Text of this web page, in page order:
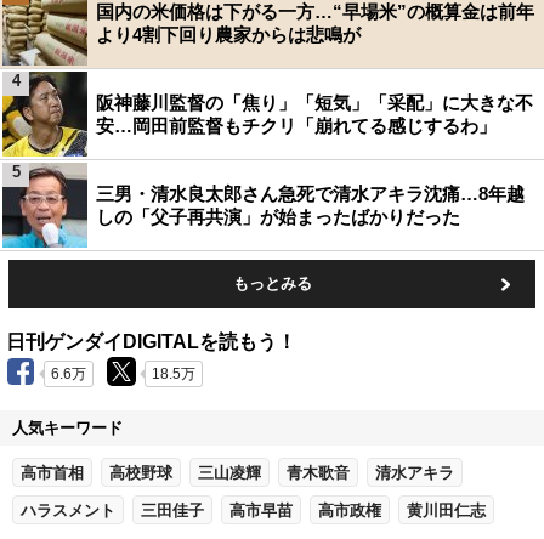
国内の米価格は下がる一方…“早場米”の概算金は前年
より4割下回り農家からは悲鳴が
阪神藤川監督の「焦り」「短気」「采配」に大きな不
安…岡田前監督もチクリ「崩れてる感じするわ」
4
三男・清水良太郎さん急死で清水アキラ沈痛…8年越
しの「父子再共演」が始まったばかりだった
5
もっとみる
日刊ゲンダイDIGITALを読もう！
6.6万 18.5万
人気キーワード
高市首相 高校野球 三山凌輝 青木歌音 清水アキラ
ハラスメント 三田佳子 高市早苗 高市政権 黄川田仁志